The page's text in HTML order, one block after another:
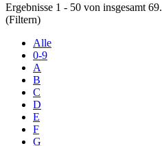
Ergebnisse 1 - 50 von insgesamt 69.
(Filtern)
Alle
0-9
A
B
C
D
E
F
G